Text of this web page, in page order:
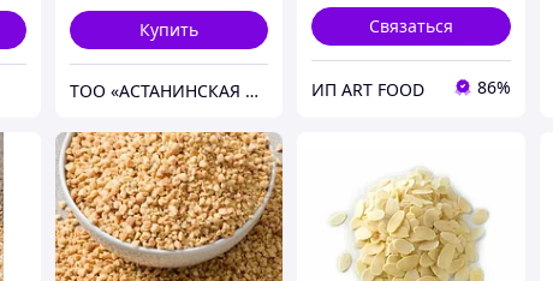
Купить
ТОО «АСТАНИНСКАЯ ФАБРИКА ВОСТОЧНЫХ СЛАДОСТЕЙ»
Связаться
ИП ART FOOD 86%